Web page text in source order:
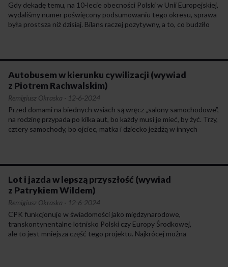
Gdy dekadę temu, na 10-lecie obecności Polski w Unii Europejskiej,
wydaliśmy numer poświęcony podsumowaniu tego okresu, sprawa
była prostsza niż dzisiaj. Bilans raczej pozytywny, a to, co budziło
sponiewieranym „terapią szokową” Balcerowicza i jej powtórką
za Buzka i Belki. W czasach, gdy prawica „suwerennościowa”
i „narodowa” ścigała się z całą resztą na kult wolnego rynku i kurs
Autobusem w kierunku cywilizacji (wywiad
z Piotrem Rachwalskim)
Remigiusz Okraska · 12-6-2024
Przed domami na biednych wsiach są wręcz „salony samochodowe”,
na rodzinę przypada po kilka aut, bo każdy musi je mieć, by żyć. Trzy,
cztery samochody, bo ojciec, matka i dziecko jeżdżą w innych
jest tak samo – gdy nie masz samochodu, to giniesz.
Lot i jazda w lepszą przyszłość (wywiad
z Patrykiem Wildem)
Remigiusz Okraska · 12-6-2024
CPK funkcjonuje w świadomości jako międzynarodowe,
transkontynentalne lotnisko Polski czy Europy Środkowej,
ale to jest mniejsza część tego projektu. Najkrócej można